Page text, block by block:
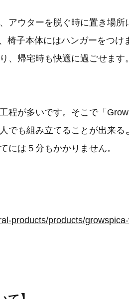
アウターを脱ぐ時に置き場所
椅子本体にはハンガーをつけ
、帰宅時も快適に過ごせます。
程が多いです。そこで「
でも組み立てることが出来る
には５分もかかりません。